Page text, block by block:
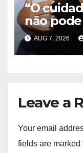
“O
não
Sotero
AUG 7, 2026
Leave a
Your email
fields are marked